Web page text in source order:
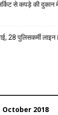
से कपड़े की
28 पुलिसकर्मी लाइन
October 2018